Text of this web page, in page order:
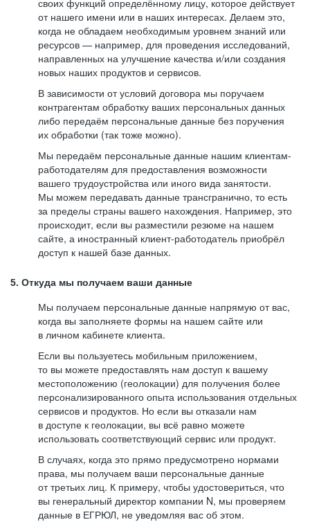
своих функций определённому лицу, которое действует
от нашего имени или в наших интересах. Делаем это,
когда не обладаем необходимым уровнем знаний или
ресурсов — например, для проведения исследований,
направленных на улучшение качества и/или создания
новых наших продуктов и сервисов.
В зависимости от условий договора мы поручаем
контрагентам обработку ваших персональных данных
либо передаём персональные данные без поручения
их обработки (так тоже можно).
Мы передаём персональные данные нашим клиентам-
работодателям для предоставления возможности
вашего трудоустройства или иного вида занятости.
Мы можем передавать данные трансгранично, то есть
за пределы страны вашего нахождения. Например, это
происходит, если вы разместили резюме на нашем
сайте, а иностранный клиент-работодатель приобрёл
доступ к нашей базе данных.
5. Откуда мы получаем ваши данные
Мы получаем персональные данные напрямую от вас,
когда вы заполняете формы на нашем сайте или
в личном кабинете клиента.
Если вы пользуетесь мобильным приложением,
то вы можете предоставлять нам доступ к вашему
местоположению (геолокации) для получения более
персонализированного опыта использования отдельных
сервисов и продуктов. Но если вы отказали нам
в доступе к геолокации, вы всё равно можете
использовать соответствующий сервис или продукт.
В случаях, когда это прямо предусмотрено нормами
права, мы получаем ваши персональные данные
от третьих лиц. К примеру, чтобы удостовериться, что
вы генеральный директор компании N, мы проверяем
данные в ЕГРЮЛ, не уведомляя вас об этом.